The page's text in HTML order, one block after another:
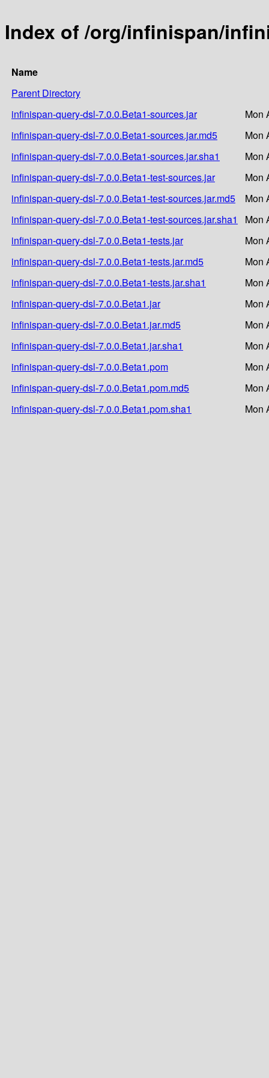
Index of /org/infinispan/
Name
Parent Directory
infinispan-query-dsl-7.0.0.Beta1-sources.jar
Mon
infinispan-query-dsl-7.0.0.Beta1-sources.jar.md5
Mon
infinispan-query-dsl-7.0.0.Beta1-sources.jar.sha1
Mon
infinispan-query-dsl-7.0.0.Beta1-test-sources.jar
Mon
infinispan-query-dsl-7.0.0.Beta1-test-sources.jar.md5
Mon
infinispan-query-dsl-7.0.0.Beta1-test-sources.jar.sha1
Mon
infinispan-query-dsl-7.0.0.Beta1-tests.jar
Mon
infinispan-query-dsl-7.0.0.Beta1-tests.jar.md5
Mon
infinispan-query-dsl-7.0.0.Beta1-tests.jar.sha1
Mon
infinispan-query-dsl-7.0.0.Beta1.jar
Mon
infinispan-query-dsl-7.0.0.Beta1.jar.md5
Mon
infinispan-query-dsl-7.0.0.Beta1.jar.sha1
Mon
infinispan-query-dsl-7.0.0.Beta1.pom
Mon
infinispan-query-dsl-7.0.0.Beta1.pom.md5
Mon
infinispan-query-dsl-7.0.0.Beta1.pom.sha1
Mon